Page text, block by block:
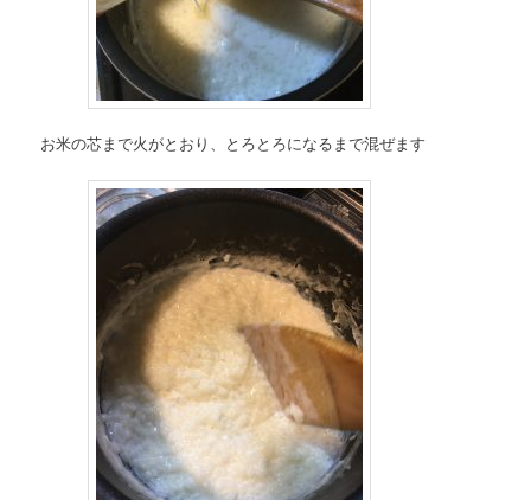
お米の芯まで火がとおり、とろとろになるまで混ぜます